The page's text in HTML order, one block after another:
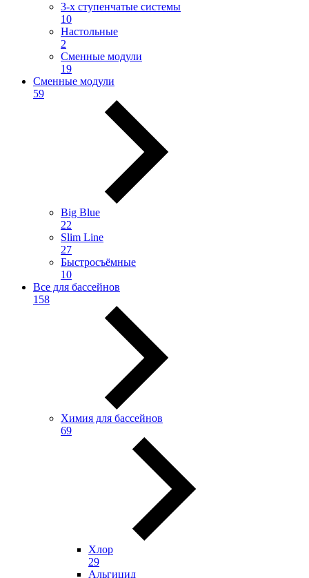
3-х ступенчатые системы
10
Настольные
2
Сменные модули
19
Сменные модули
59
Big Blue
22
Slim Line
27
Быстросъёмные
10
Все для бассейнов
158
Химия для бассейнов
69
Хлор
29
Альгицид